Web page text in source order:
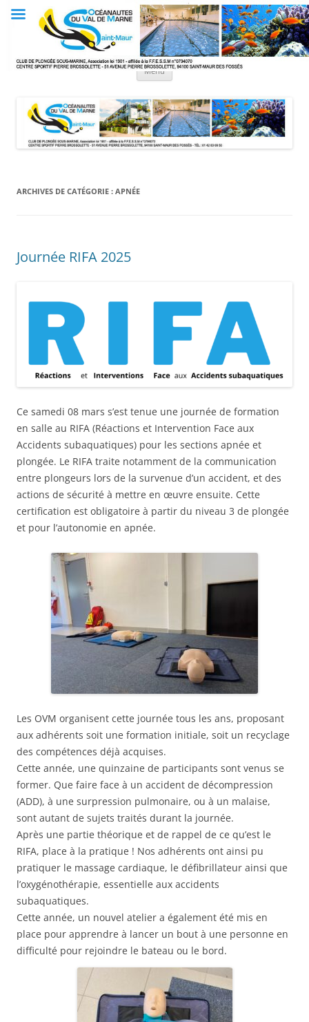
Club OVM
Les Océanautes du Val de Marne
Menu
ARCHIVES DE CATÉGORIE : APNÉE
Journée RIFA 2025
Ce samedi 08 mars s’est tenue une journée de formation
en salle au RIFA (Réactions et Intervention Face aux
Accidents subaquatiques) pour les sections apnée et
plongée. Le RIFA traite notamment de la communication
entre plongeurs lors de la survenue d’un accident, et des
actions de sécurité à mettre en œuvre ensuite. Cette
certification est obligatoire à partir du niveau 3 de plongée
et pour l’autonomie en apnée.
Les OVM organisent cette journée tous les ans, proposant
aux adhérents soit une formation initiale, soit un recyclage
des compétences déjà acquises.
Cette année, une quinzaine de participants sont venus se
former. Que faire face à un accident de décompression
(ADD), à une surpression pulmonaire, ou à un malaise,
sont autant de sujets traités durant la journée.
Après une partie théorique et de rappel de ce qu’est le
RIFA, place à la pratique ! Nos adhérents ont ainsi pu
pratiquer le massage cardiaque, le défibrillateur ainsi que
l’oxygénothérapie, essentielle aux accidents
subaquatiques.
Cette année, un nouvel atelier a également été mis en
place pour apprendre à lancer un bout à une personne en
difficulté pour rejoindre le bateau ou le bord.